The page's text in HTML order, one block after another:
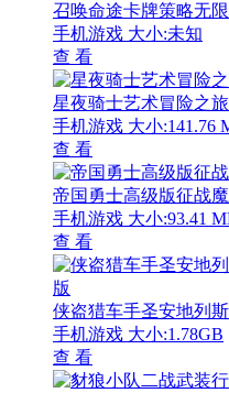
召唤命途卡牌策略无
手机游戏 大小:未知
查 看
星夜骑士艺术冒险之
手机游戏 大小:141.76
查 看
帝国勇士高级版征战
手机游戏 大小:93.41
查 看
侠盗猎车手圣安地列
手机游戏 大小:1.78GB
查 看